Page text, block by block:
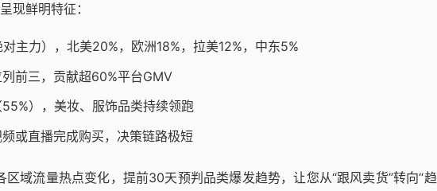
现鲜明特征：
主力），北美20%，欧洲18%，拉美12%，中东5%
前三，贡献超60%平台GMV
），美妆、服饰品类持续领跑
或直播完成购买，决策链路极短
区域流量热点变化，提前30天预判品类爆发趋势，让您从“跟风卖货”转向“